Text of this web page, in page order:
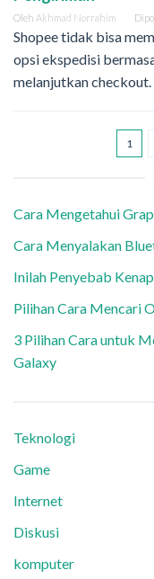
Oleh Akhmad Norrahim
Shopee tidak bisa
opsi ekspedisi
melanjutkan checkout.
1
Cara Mengetahui
Cara Menyalakan
Inilah Penyebab
Pilihan Cara Mencari
3 Pilihan Cara untuk
Galaxy
Teknologi
Game
Internet
Diskusi
komputer